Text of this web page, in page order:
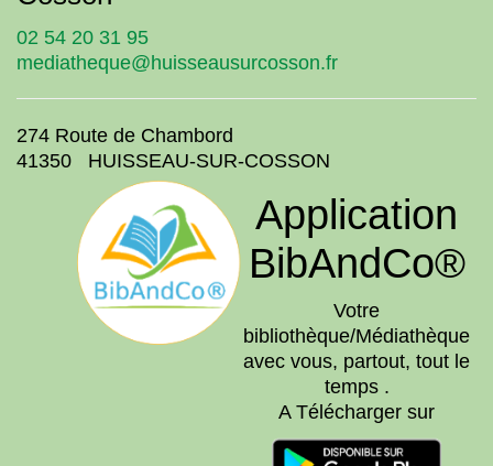
02 54 20 31 95
mediatheque@huisseausurcosson.fr
274 Route de Chambord
41350 HUISSEAU-SUR-COSSON
Application
BibAndCo®
Votre
bibliothèque/Médiathèque
avec vous, partout, tout le
temps .
A Télécharger sur